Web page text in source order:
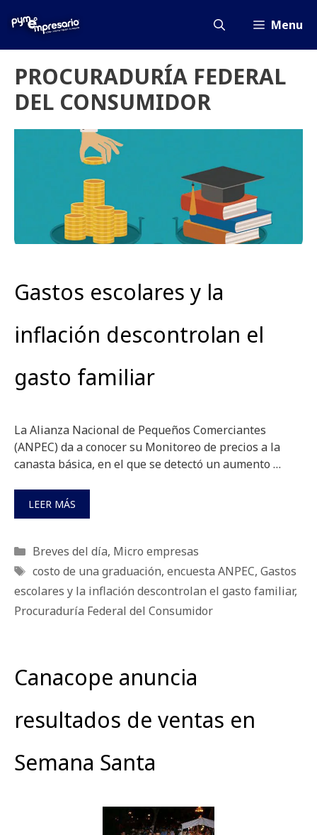
Menu
PROCURADURÍA FEDERAL
DEL CONSUMIDOR
Gastos escolares y la
inflación descontrolan el
gasto familiar
La Alianza Nacional de Pequeños Comerciantes
(ANPEC) da a conocer su Monitoreo de precios a la
canasta básica, en el que se detectó un aumento …
LEER MÁS
Categorías
Breves del día, Micro empresas
Etiquetas
costo de una graduación, encuesta ANPEC, Gastos
escolares y la inflación descontrolan el gasto familiar,
Procuraduría Federal del Consumidor
Canacope anuncia
resultados de ventas en
Semana Santa